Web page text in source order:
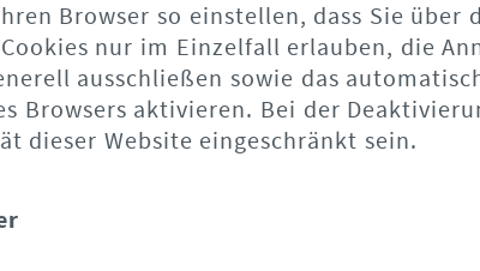
Browser so einstellen, dass Sie
nur im Einzelfall erlauben, die
ausschließen sowie das
Browsers aktivieren. Bei der
dieser Website eingeschränkt sein.